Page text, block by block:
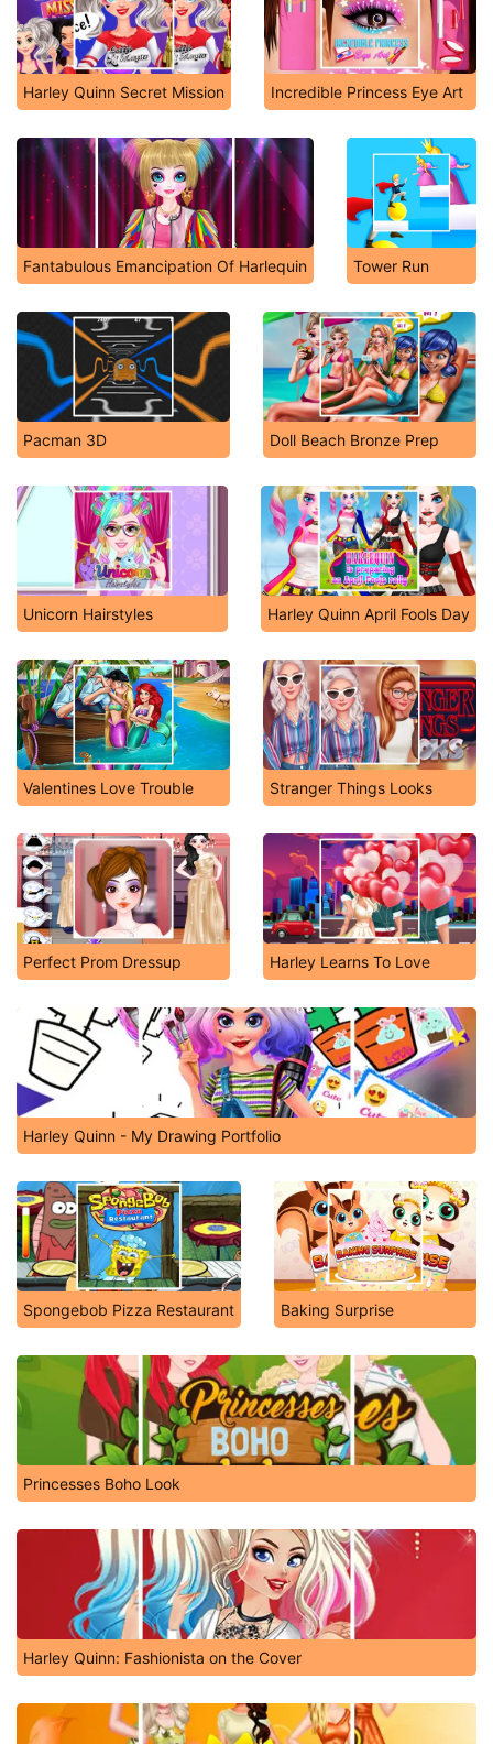
Harley Quinn Secret Mission Incredible Princess Eye Art
Fantabulous Emancipation Of Harlequin Tower Run
Pacman 3D Doll Beach Bronze Prep
Unicorn Hairstyles Harley Quinn April Fools Day
Valentines Love Trouble Stranger Things Looks
Perfect Prom Dressup Harley Learns To Love
Harley Quinn - My Drawing Portfolio
Spongebob Pizza Restaurant Baking Surprise
Princesses Boho Look
Harley Quinn: Fashionista on the Cover